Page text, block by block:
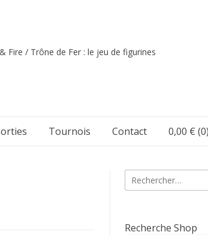
Fire / Trône de Fer : le jeu de figurines
Tournois Contact 0,00 € (0)
Rechercher :
Recherche Shop